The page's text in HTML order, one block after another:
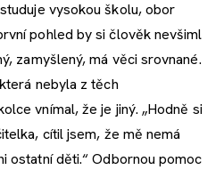
vysokou školu, obor
pohled by si člověk nevšiml
zamyšlený, má věci srovnané.
nebyla z těch
vnímal, že je jiný. „Hodně si
cítil jsem, že mě nemá
ostatní děti.“ Odbornou pomoc